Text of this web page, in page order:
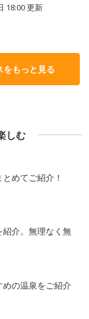
18:00更新
をもっと見る
しむ
めてご紹介！
介。無理なく無
の温泉をご紹介